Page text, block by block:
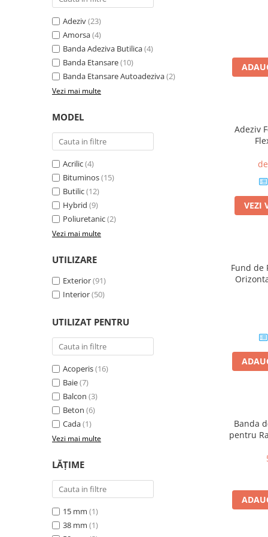
Plasă Termoizolație
Plasă Tencuieli și Șape
Doze și Platforme
Barieră de Vapori
Etanșare Străpungeri
Folie Difuzie Anticondens
Vată Minerală
Vată Bazaltică
Polistiren Expandat & Extrudat
Uși de Vizitare
Garnituri Adezive Uși Ferestre
Piese pentru CD si UA
Dibluri Gips Carton
Profile Gips Carton
Ipsos îmbinare Gips Carton
Plăci Gips Carton
Acoperiri Elastice, Textile și din
Adezivi Acoperiri Elastice și Textile
Adezivi Parchet și Lemn
Produse pentru Curățare
Colțare Protecție
Adeziv(23)
Amorsa(4)
Banda Adeziva Butilica(4)
Banda Etansare(10)
Banda Etansare Autoadeziva(2)
Vezi mai multe
MODEL
Acrilic(4)
Bituminos(15)
Butilic(12)
Hybrid (9)
Poliuretanic(2)
Vezi mai multe
UTILIZARE
Exterior(91)
Interior(50)
UTILIZAT PENTRU
Acoperis(16)
Baie(7)
Balcon (3)
Beton (6)
Cada(1)
Vezi mai multe
LĂȚIME
15 mm (1)
38 mm (1)
Adeziv
VEZI
Fund de
Banda
pentru